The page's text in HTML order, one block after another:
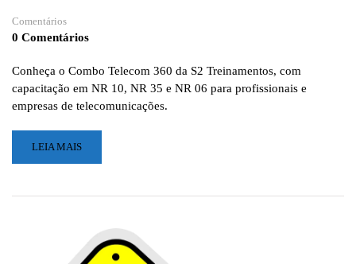
Comentários
0 Comentários
Conheça o Combo Telecom 360 da S2 Treinamentos, com
capacitação em NR 10, NR 35 e NR 06 para profissionais e
empresas de telecomunicações.
LEIA
MAIS
COMBO
CAPACITAÇÃO
COMPLETA
LEIA MAIS